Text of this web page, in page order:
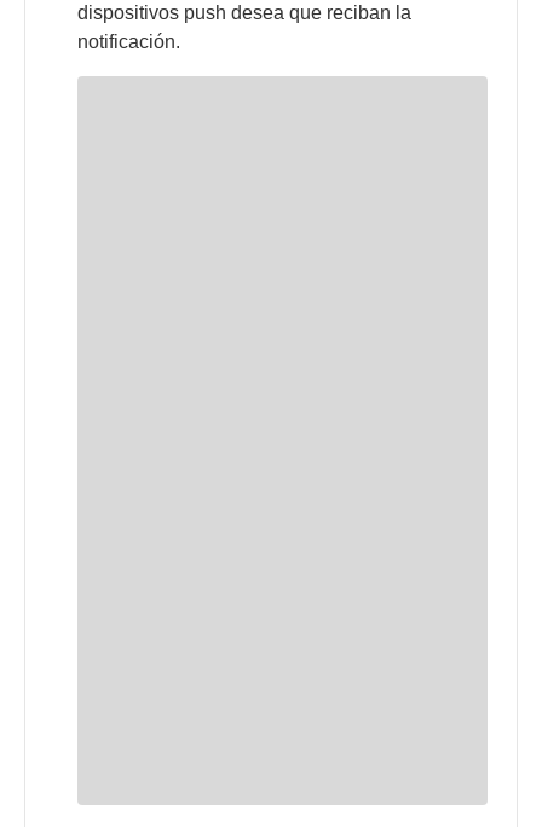
dispositivos push desea que reciban la
notificación.